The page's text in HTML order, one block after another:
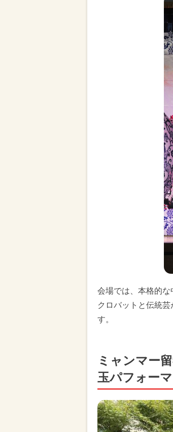
会場では、本格的
クロバットと伝統
す。
ミャンマー
玉パフォー